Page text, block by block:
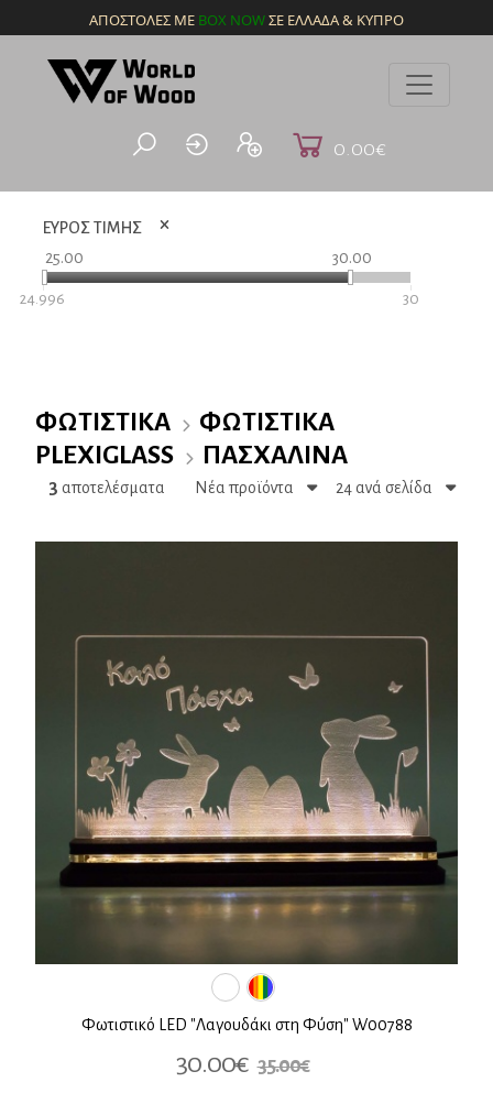
ΑΠΟΣΤΟΛΕΣ ΜΕ BOX NOWΣΕ ΕΛΛΑΔΑ & ΚΥΠΡΟ
0.00€
ΕΥΡΟΣ ΤΙΜΗΣ
25.00
30.00
24.996 30
ΦΩΤΙΣΤΙΚΆ
ΦΩΤΙΣΤΙΚΆ
PLEXIGLASS
ΠΑΣΧΑΛΙΝΆ
3 αποτελέσματα Νέα προϊόντα 24 ανά σελίδα
Φωτιστικό LED "Λαγουδάκι στη Φύση" W00788
30.00€ 35.00€